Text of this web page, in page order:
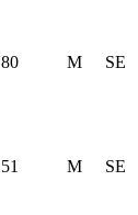
80 M SE
51 M SE